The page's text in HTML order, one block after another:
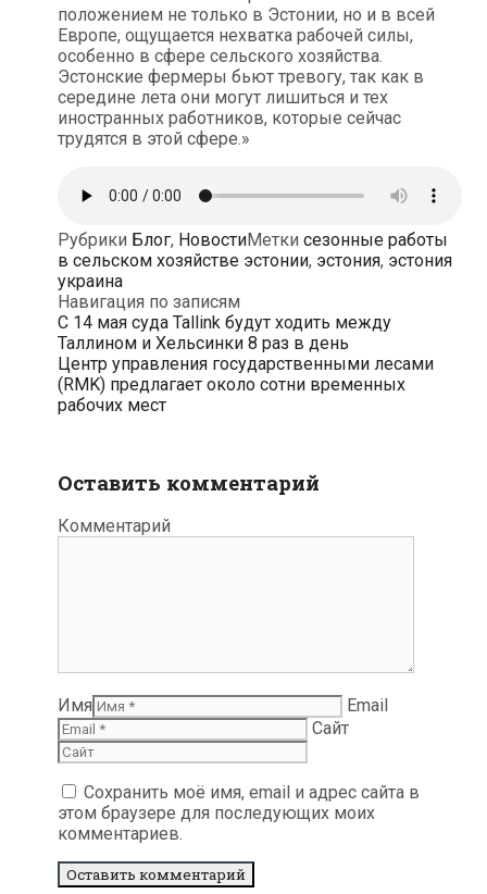
положением не только в Эстонии, но и в всей
Европе, ощущается нехватка рабочей силы,
особенно в сфере сельского хозяйства.
Эстонские фермеры бьют тревогу, так как в
середине лета они могут лишиться и тех
иностранных работников, которые сейчас
трудятся в этой сфере.»
Рубрики Блог, НовостиМетки сезонные работы
в сельском хозяйстве эстонии, эстония, эстония
украина
Навигация по записям
С 14 мая суда Tallink будут ходить между
Таллином и Хельсинки 8 раз в день
Центр управления государственными лесами
(RMK) предлагает около сотни временных
рабочих мест
Оставить комментарий
Комментарий
Имя
Email
Сайт
Сохранить моё имя, email и адрес сайта в
этом браузере для последующих моих
комментариев.